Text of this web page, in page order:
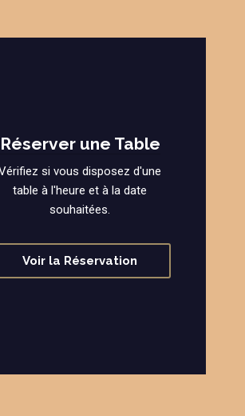
Réserver une Table
si vous disposez d'une
table à l'heure et à la date
souhaitées.
Voir la Réservation